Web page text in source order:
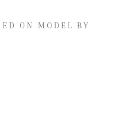
ON MODEL BY